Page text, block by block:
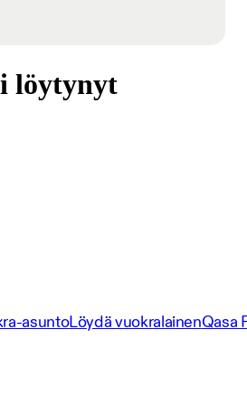
löytynyt
asuntoLöydä vuokralainenQasa